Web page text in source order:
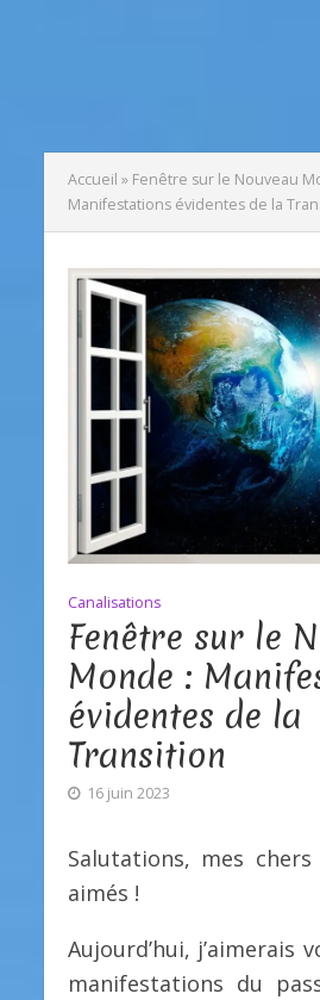
Accueil » Fenêtre sur le Nouveau
Manifestations évidentes de la
Canalisations
Fenêtre sur le
Monde :
évidentes de la
Transition
16 juin 2023
Salutations, mes
aimés !
Aujourd’hui, j’aimerais
manifestations du